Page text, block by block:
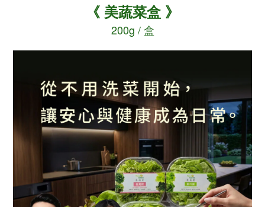
《 美蔬菜盒 》
200g / 盒